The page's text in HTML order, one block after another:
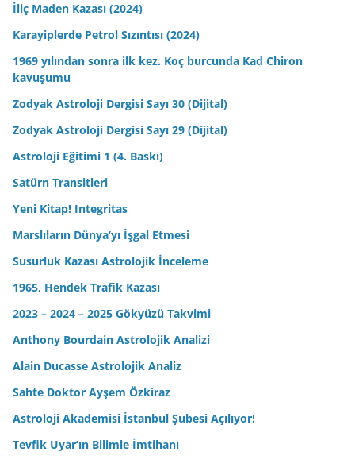
İliç Maden Kazası (2024)
Karayiplerde Petrol Sızıntısı (2024)
1969 yılından sonra ilk kez. Koç burcunda Kad Chiron
kavuşumu
Zodyak Astroloji Dergisi Sayı 30 (Dijital)
Zodyak Astroloji Dergisi Sayı 29 (Dijital)
Astroloji Eğitimi 1 (4. Baskı)
Satürn Transitleri
Yeni Kitap! Integritas
Marslıların Dünya’yı İşgal Etmesi
Susurluk Kazası Astrolojik İnceleme
1965, Hendek Trafik Kazası
2023 – 2024 – 2025 Gökyüzü Takvimi
Anthony Bourdain Astrolojik Analizi
Alain Ducasse Astrolojik Analiz
Sahte Doktor Ayşem Özkiraz
Astroloji Akademisi İstanbul Şubesi Açılıyor!
Tevfik Uyar’ın Bilimle İmtihanı